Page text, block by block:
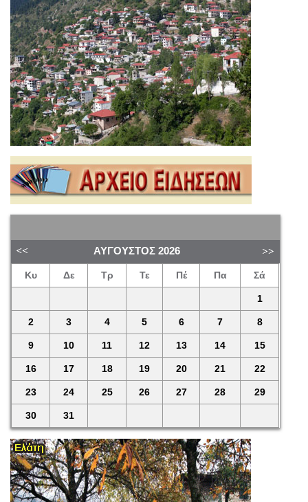
ΑΎΓΟΥΣΤΟΣ 2026
Κυ Δε Τρ Τε Πέ Πα Σά
1
2 3 4 5 6 7 8
9 10 11 12 13 14 15
16 17 18 19 20 21 22
23 24 25 26 27 28 29
30 31